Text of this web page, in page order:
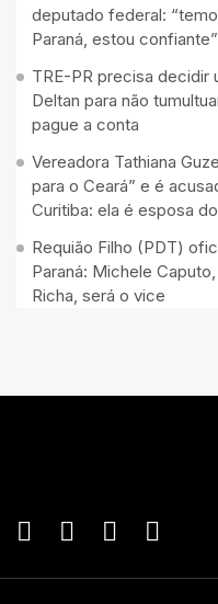
deputado federal:
Paraná, estou confiante”
TRE-PR precisa decidir
Deltan para não
pague a conta
Vereadora Tathiana
para o Ceará” e é
Curitiba: ela é esposa
Requião Filho (PDT)
Paraná: Michele
Richa, será o vice